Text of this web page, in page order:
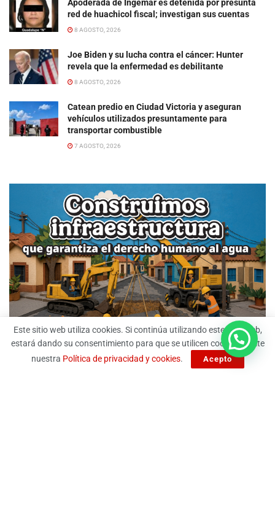
Apoderada de Ingemar es detenida por presunta
red de huachicol fiscal; investigan sus cuentas
8 AGOSTO, 2026
Joe Biden y su lucha contra el cáncer: Hunter
revela que la enfermedad es debilitante
8 AGOSTO, 2026
Catean predio en Ciudad Victoria y aseguran
vehículos utilizados presuntamente para
transportar combustible
7 AGOSTO, 2026
Este sitio web utiliza cookies. Si continúa utilizando este sitio web,
estará dando su consentimiento para que se utilicen cookies. Visite
nuestra Política de privacidad y cookies. Acepto